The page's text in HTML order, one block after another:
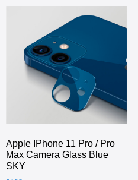
Apple IPhone 11 Pro / Pro
Max Camera Glass Blue
SKY